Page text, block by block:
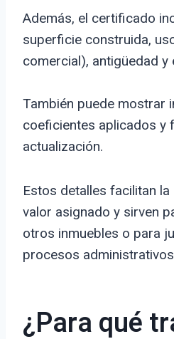
Además, el certificado
superficie construida,
comercial), antigüedad y
También puede mostrar
coeficientes aplicados y
actualización.
Estos detalles facilitan
valor asignado y sirven
otros inmuebles o para
procesos
¿Para qué